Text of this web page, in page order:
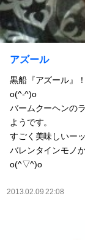
アズール
黒船『アズール』！
o(^-^)o
バームクーヘンの
ようです。
すごく美味しいーッ
バレンタインモノか
o(^▽^)o
2013.02.09 22:08